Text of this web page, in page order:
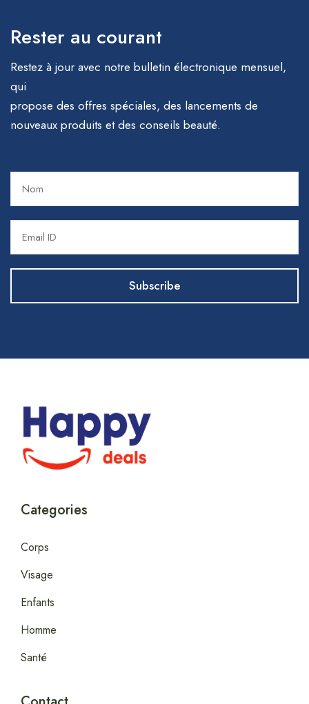
Rester au courant
Restez à jour avec notre bulletin électronique mensuel,
qui
propose des offres spéciales, des lancements de
nouveaux produits et des conseils beauté.
Categories
Corps
Visage
Enfants
Homme
Santé